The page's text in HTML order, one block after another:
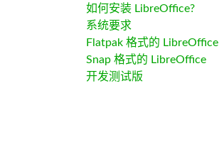
如何安装 LibreOffice?
系统要求
Flatpak 格式的 LibreOffice
Snap 格式的 LibreOffice
开发测试版